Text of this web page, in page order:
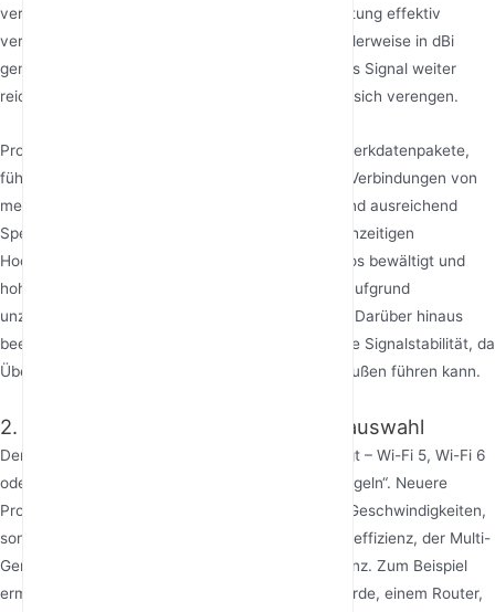
verteilen, wodurch die Signalstärke in der Zielrichtung effektiv
verbessert wird. Der Antennengewinn wird normalerweise in dBi
gemessen; ein höherer Gewinn bedeutet, dass das Signal weiter
reicht, aber der vertikale Abdeckungswinkel kann sich verengen.
Prozessor und Speicher: Diese verarbeiten Netzwerkdatenpakete,
führen Firmware-Algorithmen aus und verwalten Verbindungen von
mehreren Geräten. Ein Hochleistungsprozessor und ausreichend
Speicher stellen sicher, dass der Router den gleichzeitigen
Hochgeschwindigkeitszugriff vieler Geräte mühelos bewältigt und
hohe Latenzzeiten sowie träge Signalreaktionen aufgrund
unzureichender Verarbeitungsleistung verhindert. Darüber hinaus
beeinflusst das Kühldesign des Routers indirekt die Signalstabilität, da
Überhitzung zu Chip-Throttling und Leistungseinbußen führen kann.
2. Funkprotokollstandards und Bandauswahl
Der WLAN-Protokollstandard, dem ein Router folgt – Wi-Fi 5, Wi-Fi 6
oder das neueste Wi-Fi 7 – definiert seine „Spielregeln“. Neuere
Protokolle bringen nicht nur höhere theoretische Geschwindigkeiten,
sondern auch deutliche Fortschritte bei der Signaleffizienz, der Multi-
Geräte-Gleichzeitigkeit und der Interferenzresistenz. Zum Beispiel
ermöglicht OFDMA, das mit Wi-Fi 6 eingeführt wurde, einem Router,